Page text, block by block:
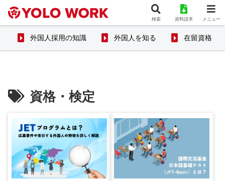
外国人採用の知識 外国人を知る 在留資格
資格・検定
検索 資料請求 メニュー